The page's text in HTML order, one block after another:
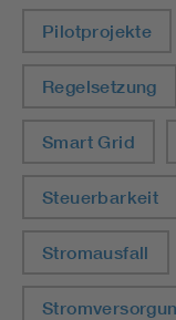
Pilotprojekte
Regelsetzung
Smart Grid
Steuerbarkeit
Stromausfall